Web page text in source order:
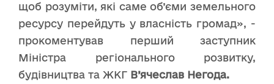
щоб розуміти, які саме об’єми земельного
ресурсу перейдуть у власність громад», -
прокоментував перший заступник
Міністра регіонального розвитку,
будівництва та ЖКГ В’ячеслав Негода.